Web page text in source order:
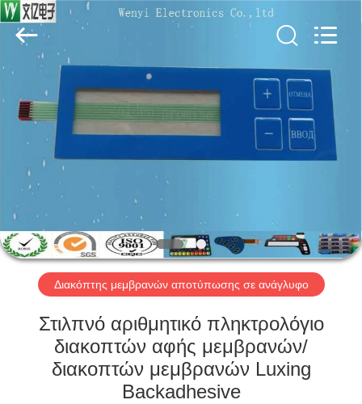
ΣΠΊΤΙ
ΠΡΟΪΌΝΤΑ
ΠΕΡΊΠΟΥ
ΕΜΕΊΣ
ΓΎΡΟΣ
ΕΡΓΟΣΤΑΣΊΩΝ
ΠΟΙΟΤΙΚΌΣ
ΈΛΕΓΧΟΣ
Jinyuanhang
Electronic
Technology
Co.,
Reserved.
Διακόπτης μεμβρανών αποτύπωσης σε ανάγλυφο
Στιλπνό αριθμητικό πληκτρολόγιο
διακοπτών αφής μεμβρανών/
διακοπτών μεμβρανών Luxing
Backadhesive